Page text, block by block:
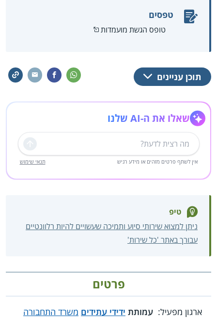
טפסים
טופס הגשת מועמדות
תוכן עניינים
שאלו את ה-AI שלנו
שליחה
אין לשתף פרטים מזהים או מידע רגיש תנאי שימוש
טיפ
ניתן למצוא שירותי סיוע ותמיכה שעשויים להיות רלוונטיים
עבורך באתר 'כל שירות'
פרטים
ארגון מפעיל: עמותת ידידי עתידים משרד התחבורה